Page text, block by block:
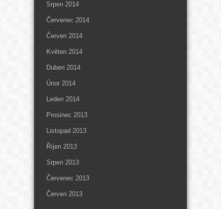
Srpen 2014
Červenec 2014
Červen 2014
Květen 2014
Duben 2014
Únor 2014
Leden 2014
Prosinec 2013
Listopad 2013
Říjen 2013
Srpen 2013
Červenec 2013
Červen 2013